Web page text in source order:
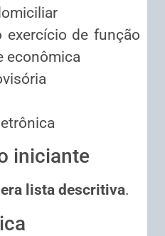
exercício de função
econômica
iniciante
lista descritiva.